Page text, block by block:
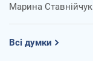
Марина Ставнійчук
Всі думки